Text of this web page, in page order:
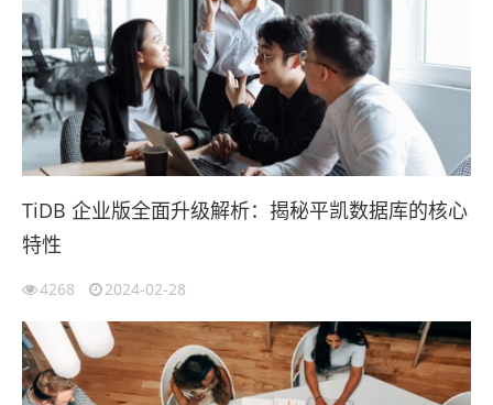
TiDB 企业版全面升级解析：揭秘平凯数据库的核心
特性
4268 2024-02-28